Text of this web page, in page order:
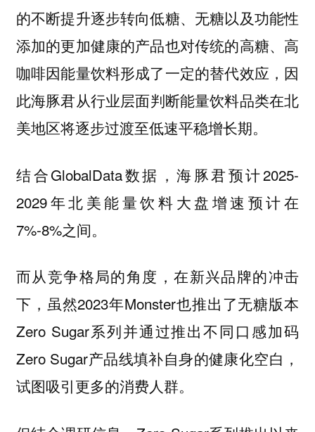
的不断提升逐步转向低糖、无糖以及功能性
添加的更加健康的产品也对传统的高糖、高
咖啡因能量饮料形成了一定的替代效应，因
此海豚君从行业层面判断能量饮料品类在北
美地区将逐步过渡至低速平稳增长期。
结合GlobalData数据，海豚君预计2025-
2029年北美能量饮料大盘增速预计在
7%-8%之间。
而从竞争格局的角度，在新兴品牌的冲击
下，虽然2023年Monster也推出了无糖版本
Zero Sugar系列并通过推出不同口感加码
Zero Sugar产品线填补自身的健康化空白，
试图吸引更多的消费人群。